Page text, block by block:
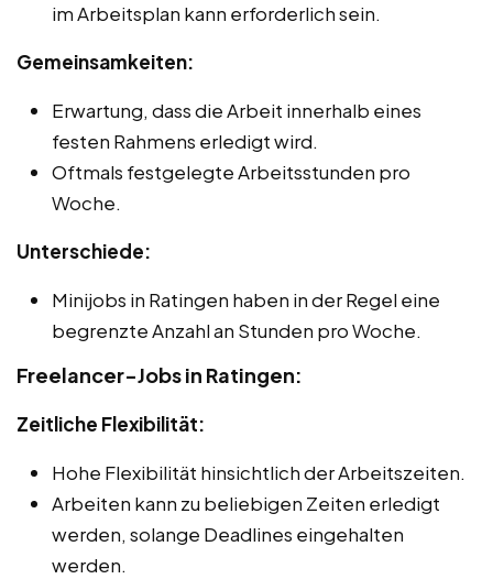
im Arbeitsplan kann erforderlich sein.
Gemeinsamkeiten:
Erwartung, dass die Arbeit innerhalb eines
festen Rahmens erledigt wird.
Oftmals festgelegte Arbeitsstunden pro
Woche.
Unterschiede:
Minijobs in Ratingen haben in der Regel eine
begrenzte Anzahl an Stunden pro Woche.
Freelancer-Jobs in Ratingen:
Zeitliche Flexibilität:
Hohe Flexibilität hinsichtlich der Arbeitszeiten.
Arbeiten kann zu beliebigen Zeiten erledigt
werden, solange Deadlines eingehalten
werden.